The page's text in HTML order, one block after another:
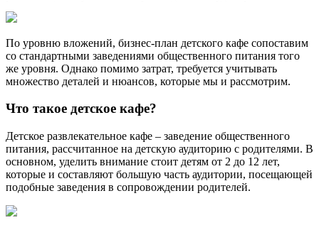
По уровню вложений, бизнес-план детского кафе сопоставим
со стандартными заведениями общественного питания того
же уровня. Однако помимо затрат, требуется учитывать
множество деталей и нюансов, которые мы и рассмотрим.
Что такое детское кафе?
Детское развлекательное кафе – заведение общественного
питания, рассчитанное на детскую аудиторию с родителями. В
основном, уделить внимание стоит детям от 2 до 12 лет,
которые и составляют большую часть аудитории, посещающей
подобные заведения в сопровождении родителей.